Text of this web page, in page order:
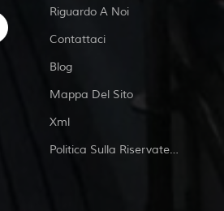
Riguardo A Noi
Contattaci
Blog
Mappa Del Sito
Xml
Politica Sulla Riservatezza